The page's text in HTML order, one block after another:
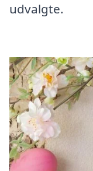
udvalgte.